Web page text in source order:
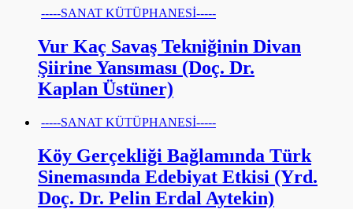
-----SANAT KÜTÜPHANESİ-----
Vur Kaç Savaş Tekniğinin Divan
Şiirine Yansıması (Doç. Dr.
Kaplan Üstüner)
-----SANAT KÜTÜPHANESİ-----
Köy Gerçekliği Bağlamında Türk
Sinemasında Edebiyat Etkisi (Yrd.
Doç. Dr. Pelin Erdal Aytekin)